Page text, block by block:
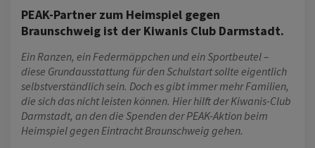
PEAK-Partner zum Heimspiel gegen
Braunschweig ist der Kiwanis Club Darmstadt.
Ein Ranzen, ein Federmäppchen und ein Sportbeutel –
diese Grundausstattung für den Schulstart sollte eigentlich
selbstverständlich sein. Doch es gibt immer mehr Familien,
die sich das nicht leisten können. Hier hilft der Kiwanis-Club
Darmstadt, an den die Spenden der PEAK-Aktion beim
Heimspiel gegen Eintracht Braunschweig gehen.